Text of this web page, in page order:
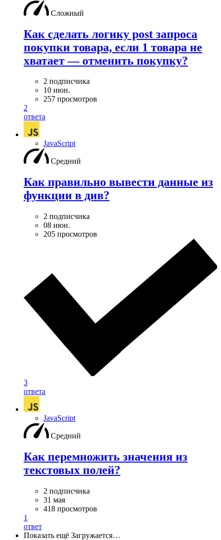
Сложный
Как сделать логику post запроса
покупки товара, если 1 товара не
хватает — отменить покупку?
2 подписчика
10 июн.
257 просмотров
2
ответа
JavaScript
Средний
Как правильно вывести данные из
функции в див?
2 подписчика
08 июн.
205 просмотров
3
ответа
JavaScript
Средний
Как перемножить значения из
текстовых полей?
2 подписчика
31 мая
418 просмотров
1
ответ
Показать ещё Загружается…